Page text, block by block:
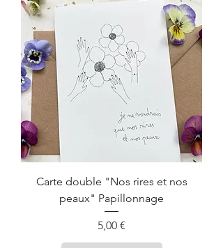
Carte double "Nos rires et nos
peaux" Papillonnage
Prix
5,00 €